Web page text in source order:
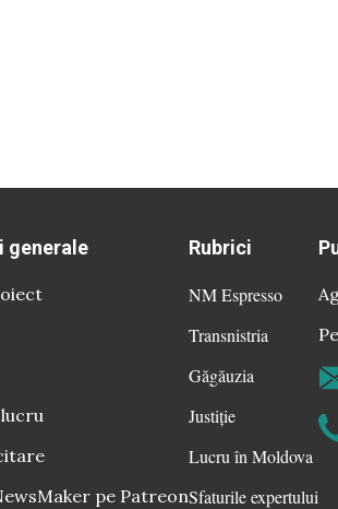
generale
pe Patreon
Rubrici
NM Espresso
Transnistria
Găgăuzia
Justiție
Lucru în Moldova
Sfaturile expertului